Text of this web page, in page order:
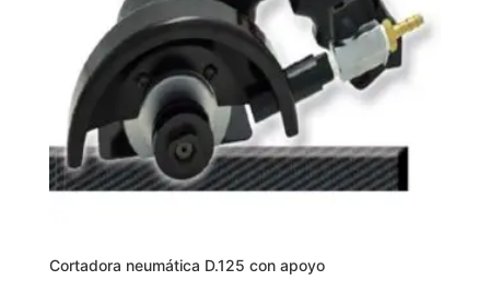
Cortadora neumática D.125 con apoyo